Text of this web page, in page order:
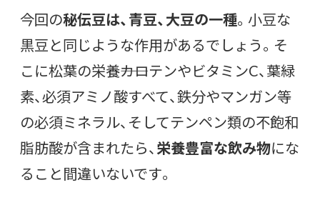
今回の秘伝豆は、青豆、大豆の一種。小豆な
黒豆と同じような作用があるでしょう。そ
こに松葉の栄養――カロテンやビタミンC、葉緑
素、必須アミノ酸すべて、鉄分やマンガン等
の必須ミネラル、そしてテンペン類の不飽和
脂肪酸が含まれたら、栄養豊富な飲み物にな
ること間違いないです。